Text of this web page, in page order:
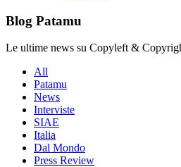
Blog Patamu
Le ultime news su Copyleft &
All
Patamu
News
Interviste
SIAE
Italia
Dal Mondo
Press Review